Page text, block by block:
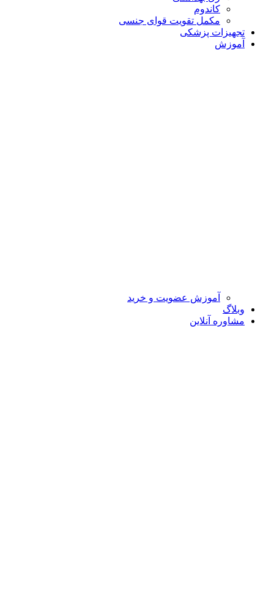
کاندوم
مکمل تقویت قوای جنسی
تجهیزات پزشکی
آموزش
آموزش عضویت و خرید
وبلاگ
مشاوره آنلاین